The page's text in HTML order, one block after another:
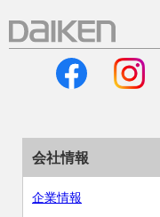
会社情報
企業情報